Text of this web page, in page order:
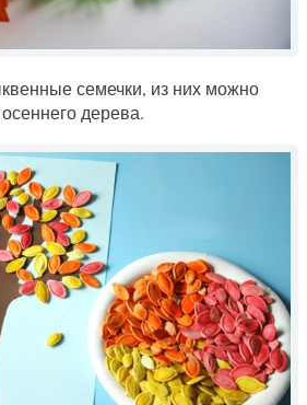
семечки, из них можно
дерева.